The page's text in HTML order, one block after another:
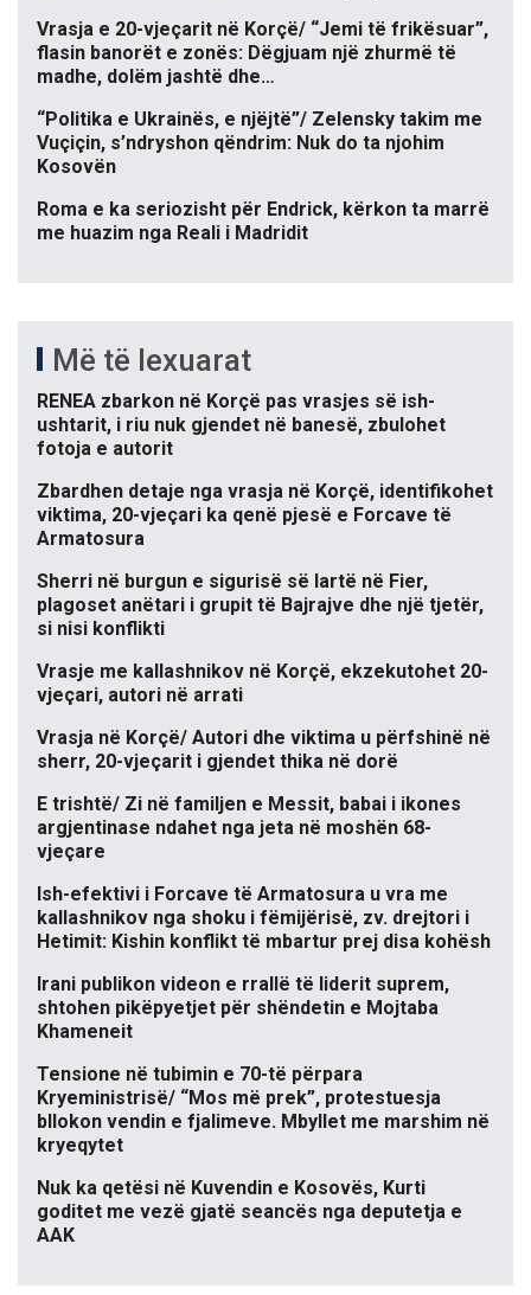
Vrasja e 20-vjeçarit në Korçë/ “Jemi të frikësuar”,
flasin banorët e zonës: Dëgjuam një zhurmë të
madhe, dolëm jashtë dhe…
“Politika e Ukrainës, e njëjtë”/ Zelensky takim me
Vuçiçin, s’ndryshon qëndrim: Nuk do ta njohim
Kosovën
Roma e ka seriozisht për Endrick, kërkon ta marrë
me huazim nga Reali i Madridit
Më të lexuarat
RENEA zbarkon në Korçë pas vrasjes së ish-
ushtarit, i riu nuk gjendet në banesë, zbulohet
fotoja e autorit
Zbardhen detaje nga vrasja në Korçë, identifikohet
viktima, 20-vjeçari ka qenë pjesë e Forcave të
Armatosura
Sherri në burgun e sigurisë së lartë në Fier,
plagoset anëtari i grupit të Bajrajve dhe një tjetër,
si nisi konflikti
Vrasje me kallashnikov në Korçë, ekzekutohet 20-
vjeçari, autori në arrati
Vrasja në Korçë/ Autori dhe viktima u përfshinë në
sherr, 20-vjeçarit i gjendet thika në dorë
E trishtë/ Zi në familjen e Messit, babai i ikones
argjentinase ndahet nga jeta në moshën 68-
vjeçare
Ish-efektivi i Forcave të Armatosura u vra me
kallashnikov nga shoku i fëmijërisë, zv. drejtori i
Hetimit: Kishin konflikt të mbartur prej disa kohësh
Irani publikon videon e rrallë të liderit suprem,
shtohen pikëpyetjet për shëndetin e Mojtaba
Khameneit
Tensione në tubimin e 70-të përpara
Kryeministrisë/ “Mos më prek”, protestuesja
bllokon vendin e fjalimeve. Mbyllet me marshim në
kryeqytet
Nuk ka qetësi në Kuvendin e Kosovës, Kurti
goditet me vezë gjatë seancës nga deputetja e
AAK